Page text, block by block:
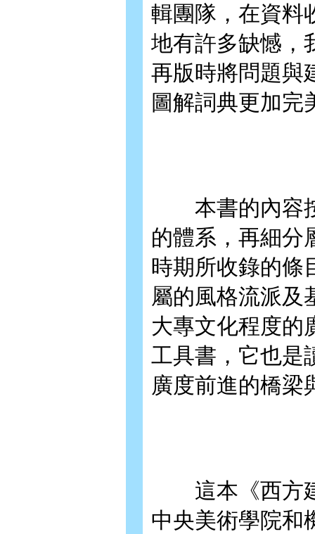
輯團隊，在資料
地有許多缺憾，
再版時將問題與
圖解詞典更加完
本書的內容按
的體系，再細分
時期所收錄的條
屬的風格流派及
大專文化程度的
工具書，它也是
廣度前進的橋梁
這本《西方建
中央美術學院和